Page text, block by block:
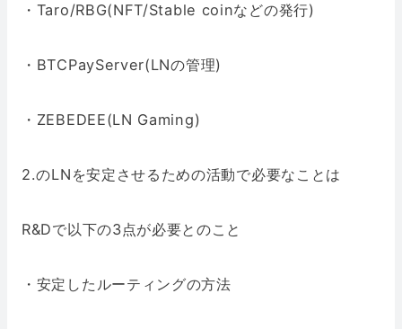
・Taro/RBG(NFT/Stable coinなどの発行)
・BTCPayServer(LNの管理)
・ZEBEDEE(LN Gaming)
2.のLNを安定させるための活動で必要なことは
R&Dで以下の3点が必要とのこと
・安定したルーティングの方法